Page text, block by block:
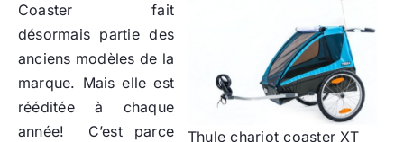
Thule chariot coaster XT
Coaster fait
désormais partie des
anciens modèles de la
marque. Mais elle est
rééditée à chaque
année! C’est parce